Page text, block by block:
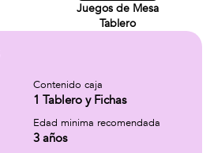
Juegos de Mesa
Tablero
Contenido caja
1 Tablero y Fichas
Edad minima recomendada
3 años